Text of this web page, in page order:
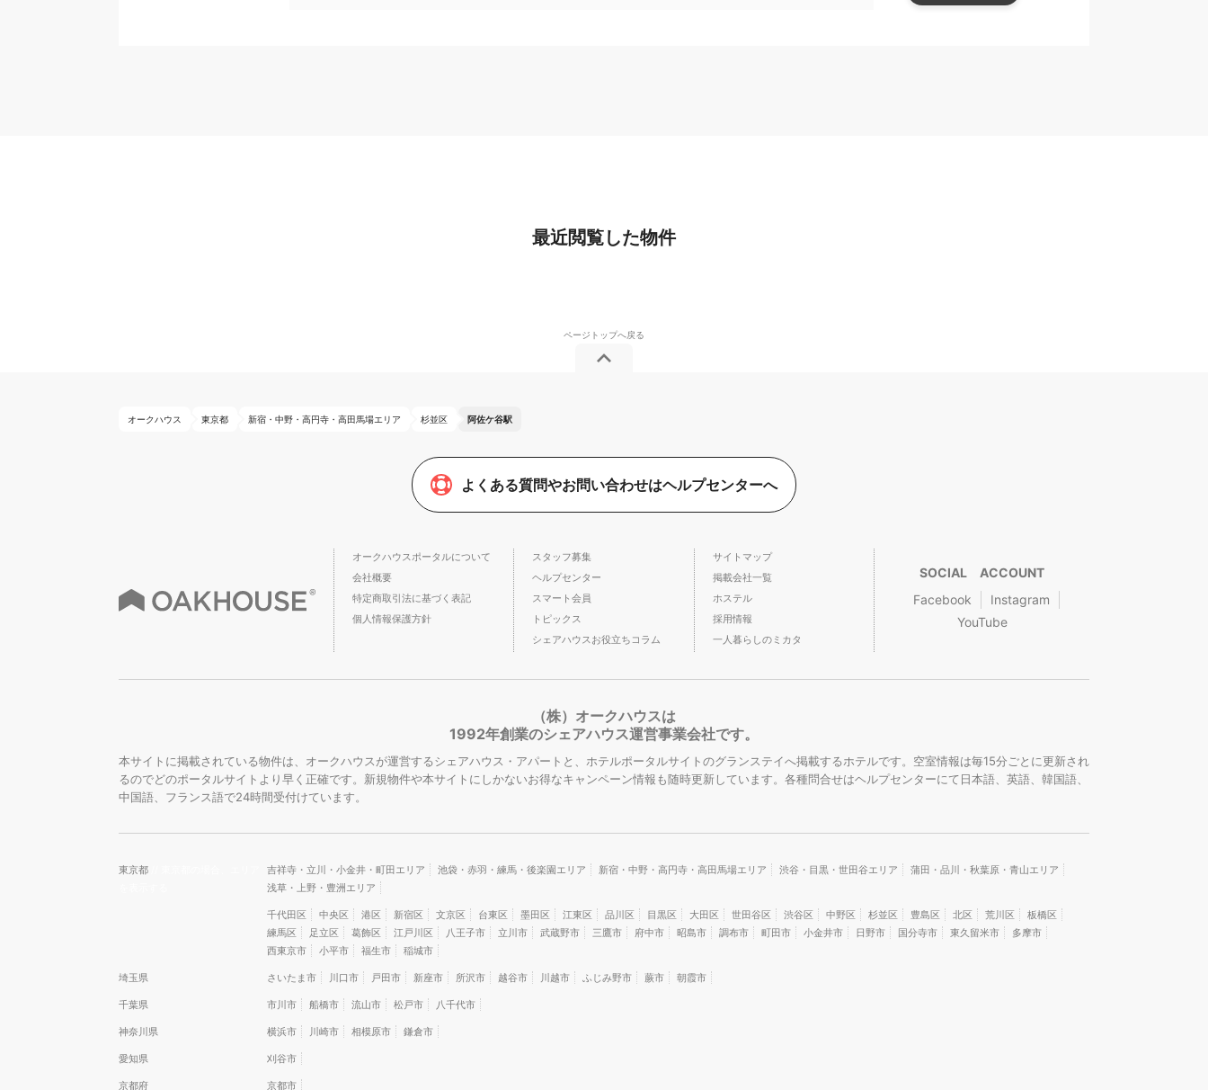
最近閲覧した物件
オークハウス 東京都 新宿・中野・高円寺・高田馬場エリア 杉並区 阿佐ケ谷駅
よくある質問やお問い合わせはヘルプセンターへ
オークハウスポータルについて
会社概要
特定商取引法に基づく表記
個人情報保護方針
スタッフ募集
ヘルプセンター
スマート会員
トピックス
シェアハウスお役立ちコラム
サイトマップ
掲載会社一覧
ホステル
採用情報
一人暮らしのミカタ
SOCIAL ACCOUNT
Facebook
Instagram
YouTube
（株）オークハウスは
1992年創業のシェアハウス運営事業会社です。
本サイトに掲載されている物件は、オークハウスが運営するシェアハウス・アパートと、ホテルポータルサイトのグランステイへ掲載するホテルです。空室情報は毎15分ごとに更新され
るのでどのポータルサイトより早く正確です。新規物件や本サイトにしかないお得なキャンペーン情報も随時更新しています。各種問合せはヘルプセンターにて日本語、英語、韓国語、
中国語、フランス語で24時間受付けています。
東京都 吉祥寺・立川・小金井・町田エリア 池袋・赤羽・練馬・後楽園エリア 新宿・中野・高円寺・高田馬場エリア 渋谷・目黒・世田谷エリア
蒲田・品川・秋葉原・青山エリア
浅草・上野・豊洲エリア
千代田区 中央区 港区 新宿区 文京区 台東区 墨田区 江東区 品川区 目黒区 大田区 世田谷区 渋谷区 中野区 杉並区 豊島区 北区 荒川区
板橋区
練馬区
足立区 葛飾区 江戸川区 八王子市 立川市 武蔵野市 三鷹市 府中市 昭島市 調布市 町田市 小金井市 日野市 国分寺市 東久留米市
多摩市
西東京市
小平市 福生市 稲城市
埼玉県 さいたま市 川口市 戸田市 新座市 所沢市 越谷市 川越市 ふじみ野市 蕨市 朝霞市
千葉県 市川市 船橋市 流山市 松戸市 八千代市
神奈川県 横浜市 川崎市 相模原市 鎌倉市
愛知県 刈谷市
京都府 京都市